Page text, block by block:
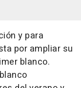
y para
por ampliar su
blanco.